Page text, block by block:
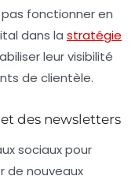
fonctionner en
dans la stratégie
leur visibilité
de clientèle.
des newsletters
sociauxpour
de nouveaux